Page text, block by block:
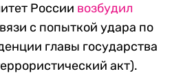
России возбудил
с попыткой удара по
главы государства
акт).